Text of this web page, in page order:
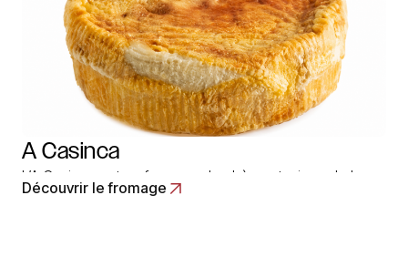
A Casinca
L’A Casinca est un fromage de chèvre, typique de la
région de la Casinca, en Corse. Le climat y est très
Découvrir le fromage